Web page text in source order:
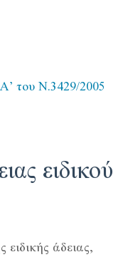
του Ν.3429/2005
ειδικού
ειδικής άδειας,